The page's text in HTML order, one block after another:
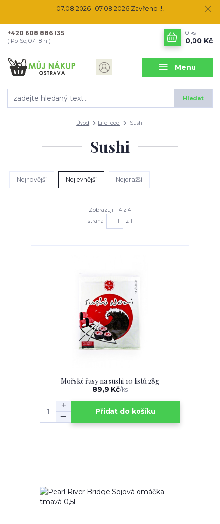
07.08.2026- 07.08.2026 Zavřeno !!!
Menu
Hledat
+420 608 886 135
( Po-So, 07-18 h )
0 ks
0,00 Kč
Úvod LifeFood Sushi
Sushi
Nejnovější Nejlevnější Nejdražší
Zobrazuji 1-4 z 4
strana
z 1
Mořské řasy na sushi 10 listů 28g
89,9 Kč/ks
Přidat do košíku